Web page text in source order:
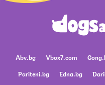
Abv.bg Vbox7.com
Pariteni.bg
Edna.bg